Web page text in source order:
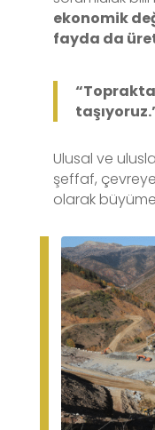
ekonomik
fayda da
Ulusal ve
şeffaf,
olarak